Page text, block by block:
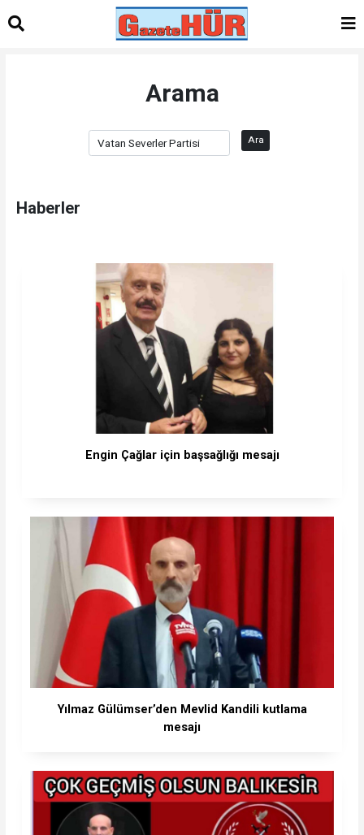
Arama
Ara
Haberler
Engin Çağlar için başsağlığı mesajı
Yılmaz Gülümser’den Mevlid Kandili kutlama
mesajı